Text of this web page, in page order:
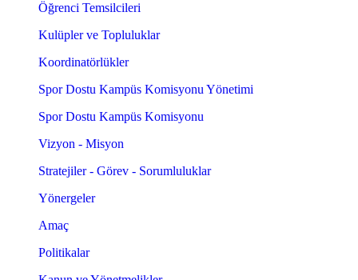
Öğrenci Temsilcileri
Kulüpler ve Topluluklar
Koordinatörlükler
Spor Dostu Kampüs Komisyonu Yönetimi
Spor Dostu Kampüs Komisyonu
Vizyon - Misyon
Stratejiler - Görev - Sorumluluklar
Yönergeler
Amaç
Politikalar